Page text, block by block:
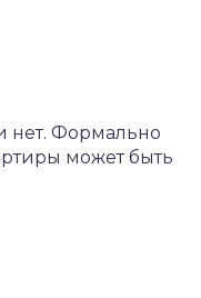
нет. Формально
может быть